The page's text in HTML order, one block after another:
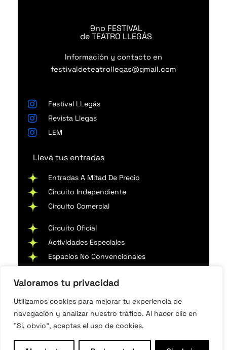
Valoramos tu privacidad
Utilizamos cookies para mejorar tu experiencia de
navegación y analizar nuestro tráfico. Al hacer clic en
"Si, obvio", aceptas el uso de cookies.
9no FESTIVAL
de TEATRO LLEGÁS
Información y contacto en
festivaldeteatrollegas@gmail.com
Festival LLegás
Revista Llegas
LEM
Llevá tus entradas
Entradas A Mitad De Precio
Circuito Independiente
Circuito Comercial
Circuito Oficial
Actividades Especiales
Espacios No Convencionales
Media partnerAsfalto